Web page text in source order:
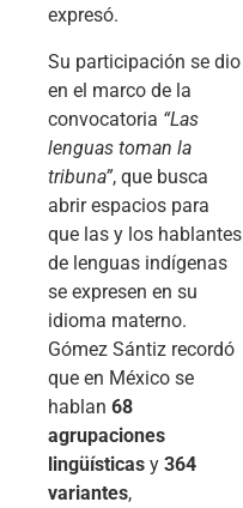
expresó.
Su participación se dio
en el marco de la
convocatoria “Las
lenguas toman la
tribuna”, que busca
abrir espacios para
que las y los hablantes
de lenguas indígenas
se expresen en su
idioma materno.
Gómez Sántiz recordó
que en México se
hablan 68
agrupaciones
lingüísticas y 364
variantes,